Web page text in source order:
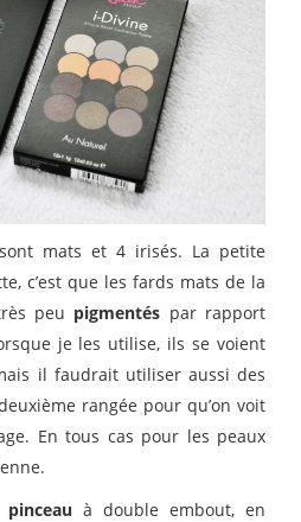
mats et 4 irisés. La petite
c’est que les fards mats de la
peu pigmentés par rapport
je les utilise, ils se voient
il faudrait utiliser aussi des
rangée pour qu’on voit
En tous cas pour les peaux
pinceau à double embout, en